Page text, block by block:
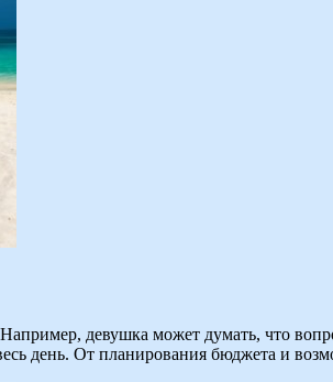
девушка может думать, что
день. От планирования бюджета и